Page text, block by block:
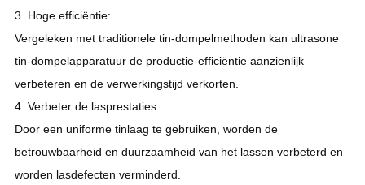
3. Hoge efficiëntie:
Vergeleken met traditionele tin-dompelmethoden kan ultrasone
tin-dompelapparatuur de productie-efficiëntie aanzienlijk
verbeteren en de verwerkingstijd verkorten.
4. Verbeter de lasprestaties:
Door een uniforme tinlaag te gebruiken, worden de
betrouwbaarheid en duurzaamheid van het lassen verbeterd en
worden lasdefecten verminderd.